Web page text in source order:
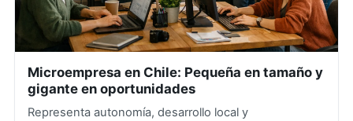
Microempresa en Chile: Pequeña en tamaño y
gigante en oportunidades
Representa autonomía, desarrollo local y